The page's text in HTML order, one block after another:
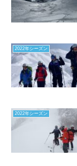
2022年シーズン
2022年シーズン